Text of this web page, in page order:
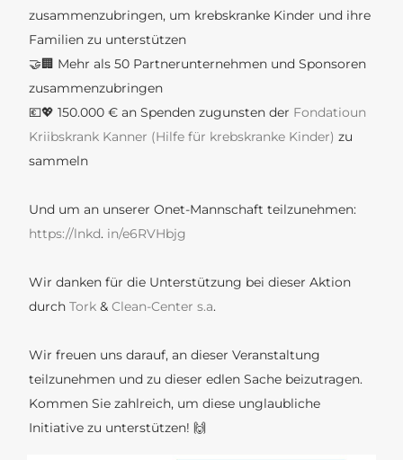
zusammenzubringen, um krebskranke Kinder und ihre
Familien zu unterstützen
🤝🏢 Mehr als 50 Partnerunternehmen und Sponsoren
zusammenzubringen
💶💖 150.000 € an Spenden zugunsten der Fondatioun
Kriibskrank Kanner (Hilfe für krebskranke Kinder) zu
sammeln
Und um an unserer Onet-Mannschaft teilzunehmen:
https://lnkd. in/e6RVHbjg
Wir danken für die Unterstützung bei dieser Aktion
durch Tork & Clean-Center s.a.
Wir freuen uns darauf, an dieser Veranstaltung
teilzunehmen und zu dieser edlen Sache beizutragen.
Kommen Sie zahlreich, um diese unglaubliche
Initiative zu unterstützen! 🙌